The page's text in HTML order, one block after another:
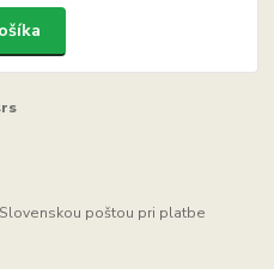
poštou pri platbe